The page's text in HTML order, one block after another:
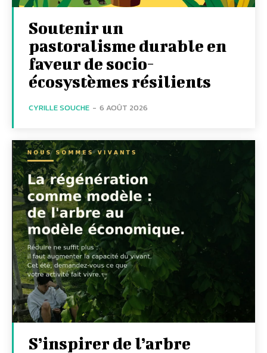
Soutenir un
pastoralisme durable en
faveur de socio-
écosystèmes résilients
CYRILLE SOUCHE - 6 AOÛT 2026
S’inspirer de l’arbre